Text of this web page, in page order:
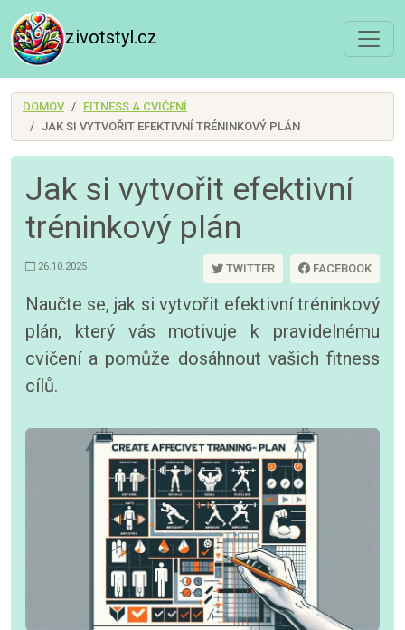
zivotstyl.cz
DOMOV
FITNESS A CVIČENÍ
JAK SI VYTVOŘIT EFEKTIVNÍ TRÉNINKOVÝ PLÁN
Jak si vytvořit efektivní
tréninkový plán
26.10.2025 TWITTER FACEBOOK
Naučte se, jak si vytvořit efektivní tréninkový
plán, který vás motivuje k pravidelnému
cvičení a pomůže dosáhnout vašich fitness
cílů.